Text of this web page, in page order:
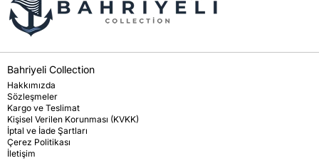
Bahriyeli Collection
Hakkımızda
Sözleşmeler
Kargo ve Teslimat
Kişisel Verilen Korunması (KVKK)
İptal ve İade Şartları
Çerez Politikası
İletişim